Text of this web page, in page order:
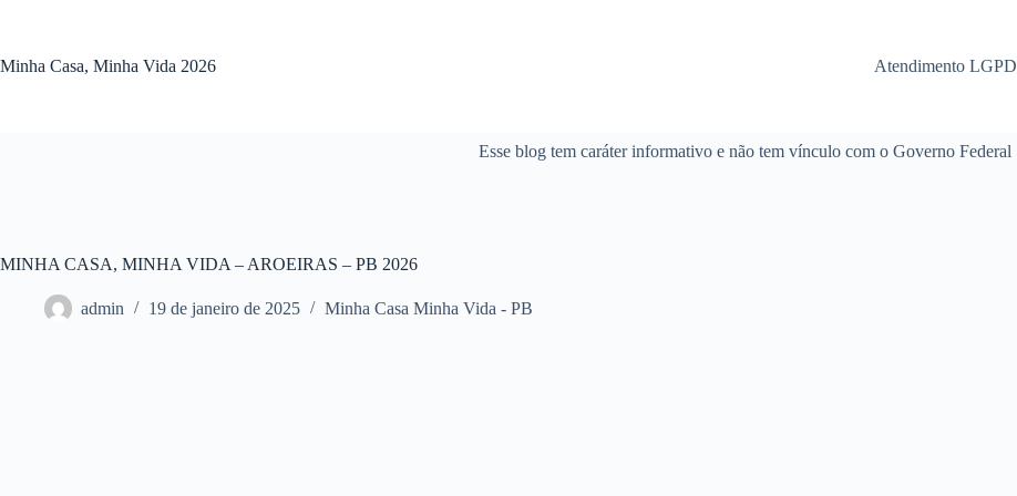
conteúdo
Minha Casa, Minha Vida 2026 Atendimento LGPD
Esse blog tem caráter informativo e não tem vínculo com o Governo Federal
MINHA CASA, MINHA VIDA – AROEIRAS – PB 2026
admin 19 de janeiro de 2025 Minha Casa Minha Vida - PB